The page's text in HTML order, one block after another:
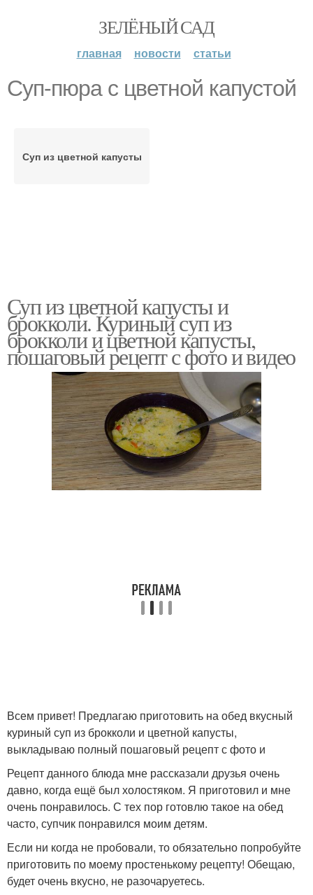
ЗЕЛЁНЫЙ САД
главная новости статьи
Суп-пюра с цветной капустой
Суп из цветной капусты
Суп из цветной капусты и
брокколи. Куриный суп из
брокколи и цветной капусты,
пошаговый рецепт с фото и видео
Всем привет! Предлагаю приготовить на обед вкусный
куриный суп из брокколи и цветной капусты,
выкладываю полный пошаговый рецепт с фото и
Рецепт данного блюда мне рассказали друзья очень
давно, когда ещё был холостяком. Я приготовил и мне
очень понравилось. С тех пор готовлю такое на обед
часто, супчик понравился моим детям.
Если ни когда не пробовали, то обязательно попробуйте
приготовить по моему простенькому рецепту! Обещаю,
будет очень вкусно, не разочаруетесь.